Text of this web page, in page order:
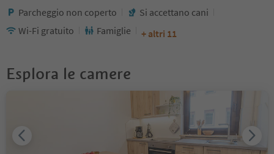
Parcheggio non coperto
Si accettano cani
Wi-Fi gratuito
Famiglie + altri 11
Esplora le camere